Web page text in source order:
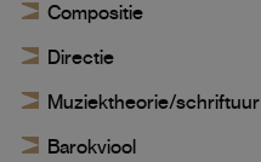
Compositie
Directie
Muziektheorie/schriftuur
Barokviool